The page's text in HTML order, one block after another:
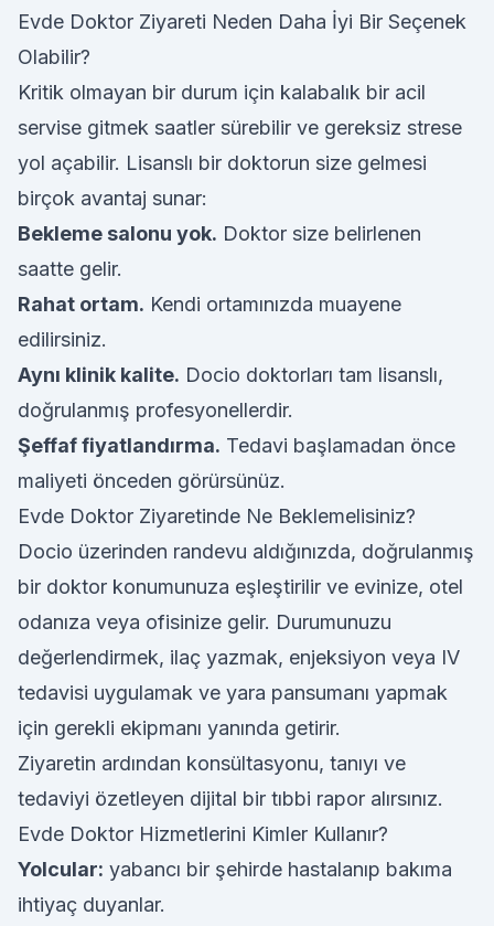
Evde Doktor Ziyareti Neden Daha İyi Bir Seçenek
Olabilir?
Kritik olmayan bir durum için kalabalık bir acil
servise gitmek saatler sürebilir ve gereksiz strese
yol açabilir. Lisanslı bir doktorun size gelmesi
birçok avantaj sunar:
Bekleme salonu yok. Doktor size belirlenen
saatte gelir.
Rahat ortam. Kendi ortamınızda muayene
edilirsiniz.
Aynı klinik kalite. Docio doktorları tam lisanslı,
doğrulanmış profesyonellerdir.
Şeffaf fiyatlandırma. Tedavi başlamadan önce
maliyeti önceden görürsünüz.
Evde Doktor Ziyaretinde Ne Beklemelisiniz?
Docio üzerinden randevu aldığınızda, doğrulanmış
bir doktor konumunuza eşleştirilir ve evinize, otel
odanıza veya ofisinize gelir. Durumunuzu
değerlendirmek, ilaç yazmak, enjeksiyon veya IV
tedavisi uygulamak ve yara pansumanı yapmak
için gerekli ekipmanı yanında getirir.
Ziyaretin ardından konsültasyonu, tanıyı ve
tedaviyi özetleyen dijital bir tıbbi rapor alırsınız.
Evde Doktor Hizmetlerini Kimler Kullanır?
Yolcular: yabancı bir şehirde hastalanıp bakıma
ihtiyaç duyanlar.